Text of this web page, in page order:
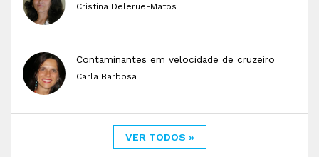
Cristina Delerue-Matos
Contaminantes em velocidade de cruzeiro
Carla Barbosa
VER TODOS »